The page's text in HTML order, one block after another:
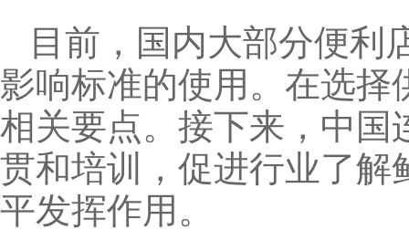
目前，国内大部分便利
影响标准的使用。在选
相关要点。接下来，中
贯和培训，促进行业了
平发挥作用。